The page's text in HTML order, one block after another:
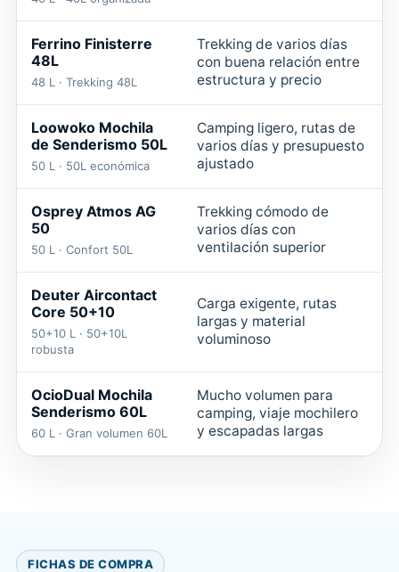
Ferrino Finisterre
48L
48 L · Trekking 48L
Trekking de varios días
con buena relación entre
estructura y precio
Loowoko Mochila
de Senderismo 50L
50 L · 50L económica
Camping ligero, rutas de
varios días y presupuesto
ajustado
Osprey Atmos AG
50
50 L · Confort 50L
Trekking cómodo de
varios días con
ventilación superior
Deuter Aircontact
Core 50+10
50+10 L · 50+10L
robusta
Carga exigente, rutas
largas y material
voluminoso
OcioDual Mochila
Senderismo 60L
60 L · Gran volumen 60L
Mucho volumen para
camping, viaje mochilero
y escapadas largas
FICHAS DE COMPRA